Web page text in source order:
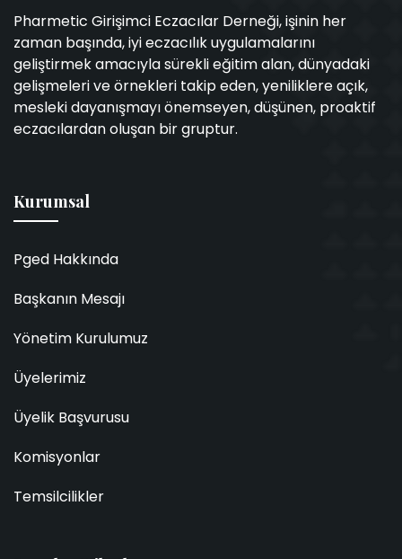
Pharmetic Girişimci Eczacılar Derneği, işinin her
zaman başında, iyi eczacılık uygulamalarını
geliştirmek amacıyla sürekli eğitim alan, dünyadaki
gelişmeleri ve örnekleri takip eden, yeniliklere açık,
mesleki dayanışmayı önemseyen, düşünen, proaktif
eczacılardan oluşan bir gruptur.
Kurumsal
Pged Hakkında
Başkanın Mesajı
Yönetim Kurulumuz
Üyelerimiz
Üyelik Başvurusu
Komisyonlar
Temsilcilikler